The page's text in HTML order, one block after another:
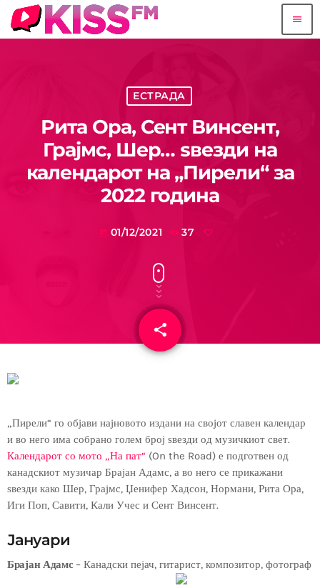
menu
ЕСТРАДА
Рита Ора, Сент Винсент,
Грајмс, Шер… ѕвезди на
календарот на „Пирели“ за
2022 година
today 01/12/2021 37
share
email
„Пирели“ го објави најновото издани на својот славен календар
и во него има собрано голем број ѕвезди од музичкиот свет.
Календарот со мото „На пат“ (On the Road) е подготвен од
канадскиот музичар Брајан Адамс, а во него се прикажани
ѕвезди како Шер, Грајмс, Џенифер Хадсон, Нормани, Рита Ора,
Иги Поп, Савити, Кали Учес и Сент Винсент.
Јануари
Брајан Адамс – Канадски пејач, гитарист, композитор, фотограф